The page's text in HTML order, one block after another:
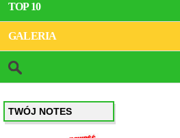
TOP 10
GALERIA
TWÓJ NOTES